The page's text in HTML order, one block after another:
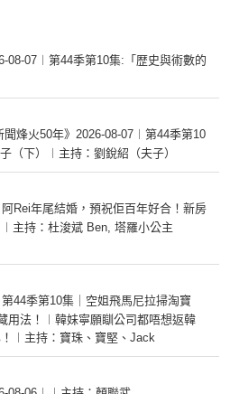
08-07︱第44季第10集:「歴史與術數的
聞烽火50年》2026-08-07︱第44季第10
（下）︱主持：劉銳紹（夫子）
阿Rei年尾結婚，預祝佢百年好合！新房
主持：杜浚斌 Ben, 塔羅小公主
第44季第10集｜空姐飛馬尼拉掃淘寶
用法！︱韓妹寧願瞓公司都唔想返韓
︱主持：寶珠、寶堅、Jack